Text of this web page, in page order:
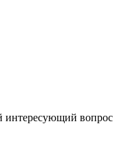
интересующий вопрос